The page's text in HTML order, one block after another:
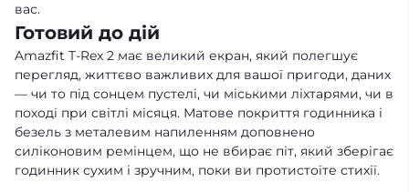
вас.
Готовий до дій
Amazfit T-Rex 2 має великий екран, який полегшує
перегляд, життєво важливих для вашої пригоди, даних
— чи то під сонцем пустелі, чи міськими ліхтарями, чи в
поході при світлі місяця. Матове покриття годинника і
безель з металевим напиленням доповнено
силіконовим ремінцем, що не вбирає піт, який зберігає
годинник сухим і зручним, поки ви протистоїте стихії.